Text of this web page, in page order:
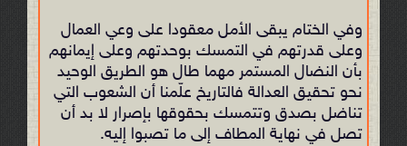
وفي الختام يبقى الأمل معقودا على وعي العمال
وعلى قدرتهم في التمسك بوحدتهم وعلى إيمانهم
بأن النضال المستمر مهما طال هو الطريق الوحيد
نحو تحقيق العدالة فالتاريخ علّمنا أن الشعوب التي
تناضل بصدق وتتمسك بحقوقها بإصرار لا بد أن
تصل في نهاية المطاف إلى ما تصبوا إليه.